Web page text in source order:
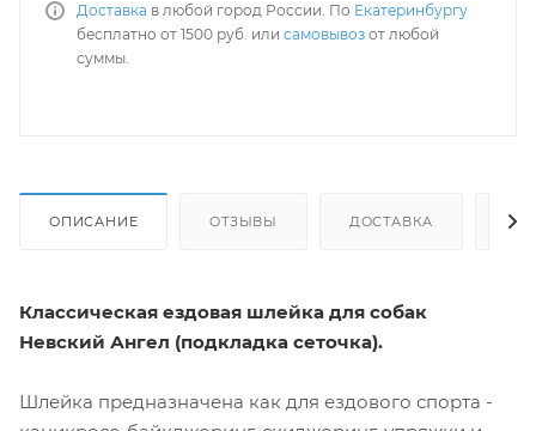
Доставка в любой город России. По Екатеринбургу
бесплатно от 1500 руб. или самовывоз от любой
суммы.
ОПИСАНИЕ ОТЗЫВЫ ДОСТАВКА
Классическая ездовая шлейка для собак
Невский Ангел (подкладка сеточка).
Шлейка предназначена как для ездового спорта -